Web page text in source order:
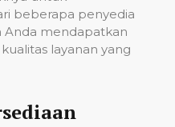
beberapa penyedia
Anda mendapatkan
layanan yang